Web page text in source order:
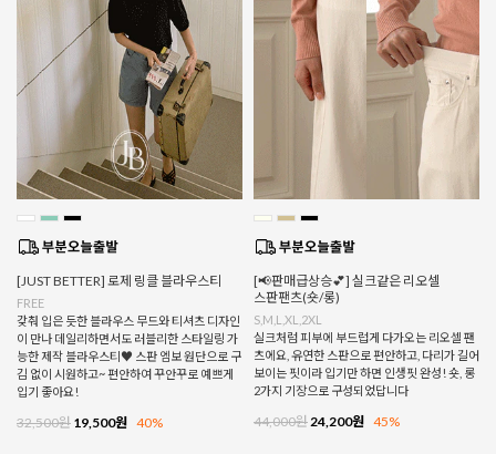
[JUST BETTER] 로제 링클 블라우스티
FREE
갖춰 입은 듯한 블라우스 무드와 티셔츠 디자인
이 만나 데일리하면서도 러블리한 스타일링 가
능한 제작 블라우스티♥ 스판 엠보 원단으로 구
김 없이 시원하고~ 편안하여 꾸안꾸로 예쁘게
입기 좋아요!
32,500원 19,500원 40%
[📢판매급상승💕] 실크같은 리오셀
스판팬츠(숏/롱)
S,M,L,XL,2XL
실크처럼 피부에 부드럽게 다가오는 리오셀 팬
츠에요, 유연한 스판으로 편안하고, 다리가 길어
보이는 핏이라 입기만 하면 인생핏 완성! 숏, 롱
2가지 기장으로 구성되었답니다
44,000원 24,200원 45%